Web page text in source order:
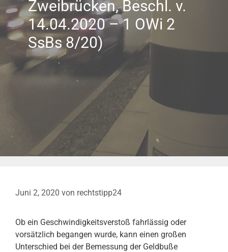
Zweibrücken, Beschl. v.
14.04.2020 – 1 OWi 2
SsBs 8/20)
Juni 2, 2020 von rechtstipp24
Ob ein Geschwindigkeitsverstoß fahrlässig oder
vorsätzlich begangen wurde, kann einen großen
Unterschied bei der Bemessung der Geldbuße